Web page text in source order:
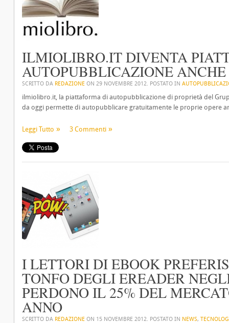
ILMIOLIBRO.IT DIVENTA
AUTOPUBBLICAZIONE
SCRITTO DA REDAZIONE ON 29 NOVEMBRE 2012. POSTATO IN
ilmiolibro.it, la piattaforma di autopubblicazione di proprietà del
da oggi permette di autopubblicare gratuitamente le proprie opere
Leggi Tutto 3 Commenti
I LETTORI DI EBOOK
TONFO DEGLI EREADER
PERDONO IL 25% DEL
ANNO
SCRITTO DA REDAZIONE ON 15 NOVEMBRE 2012. POSTATO IN NEWS,